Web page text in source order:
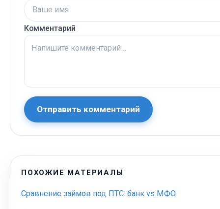
Комментарий
Отправить комментарий
ПОХОЖИЕ МАТЕРИАЛЫ
Сравнение займов под ПТС: банк vs МФО